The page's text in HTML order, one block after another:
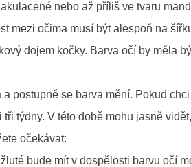
nebo až příliš ve tvaru
mezi očima musí být alespoň na
dojem kočky. Barva očí by měla
postupně se barva mění. Pokud
týdny. V této době mohu jasně
očekávat:
bude mít v dospělosti barvu očí